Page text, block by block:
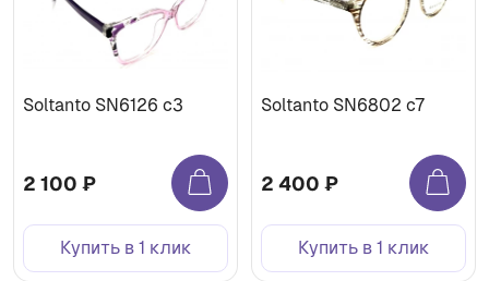
Soltanto SN6126 c3
2 100 ₽
Купить в 1 клик
Soltanto SN6802 c7
2 400 ₽
Купить в 1 клик